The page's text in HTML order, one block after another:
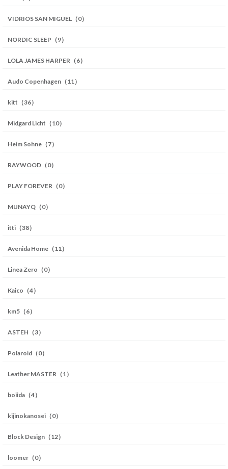
VIDRIOS SAN MIGUEL（0）
NORDIC SLEEP（9）
LOLA JAMES HARPER（6）
Audo Copenhagen（11）
kitt（36）
Midgard Licht（10）
Heim Sohne（7）
RAYWOOD（0）
PLAY FOREVER（0）
MUNAYQ（0）
itti（38）
Avenida Home（11）
Linea Zero（0）
Kaico（4）
km5（6）
ASTEH（3）
Polaroid（0）
Leather MASTER（1）
boiida（4）
kijinokanosei（0）
Block Design（12）
loomer（0）